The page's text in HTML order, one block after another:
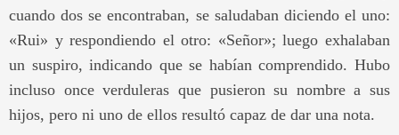
cuando dos se encontraban, se saludaban diciendo el uno:
«Rui» y respondiendo el otro: «Señor»; luego exhalaban
un suspiro, indicando que se habían comprendido. Hubo
incluso once verduleras que pusieron su nombre a sus
hijos, pero ni uno de ellos resultó capaz de dar una nota.